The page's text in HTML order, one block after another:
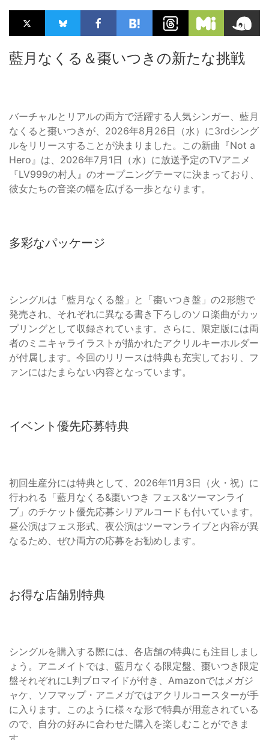
藍月なくる＆棗いつきの新たな挑戦
バーチャルとリアルの両方で活躍する人気シンガー、藍月
なくると棗いつきが、2026年8月26日（水）に3rdシング
ルをリリースすることが決まりました。この新曲『Not a
Hero』は、2026年7月1日（水）に放送予定のTVアニメ
『LV999の村人』のオープニングテーマに決まっており、
彼女たちの音楽の幅を広げる一歩となります。
多彩なパッケージ
シングルは「藍月なくる盤」と「棗いつき盤」の2形態で
発売され、それぞれに異なる書き下ろしのソロ楽曲がカッ
プリングとして収録されています。さらに、限定版には両
者のミニキャライラストが描かれたアクリルキーホルダー
が付属します。今回のリリースは特典も充実しており、フ
ァンにはたまらない内容となっています。
イベント優先応募特典
初回生産分には特典として、2026年11月3日（火・祝）に
行われる「藍月なくる&棗いつき フェス&ツーマンライ
ブ」のチケット優先応募シリアルコードも付いています。
昼公演はフェス形式、夜公演はツーマンライブと内容が異
なるため、ぜひ両方の応募をお勧めします。
お得な店舗別特典
シングルを購入する際には、各店舗の特典にも注目しまし
ょう。アニメイトでは、藍月なくる限定盤、棗いつき限定
盤それぞれにL判ブロマイドが付き、Amazonではメガジ
ャケ、ソフマップ・アニメガではアクリルコースターが手
に入ります。このように様々な形で特典が用意されている
ので、自分の好みに合わせた購入を楽しむことができま